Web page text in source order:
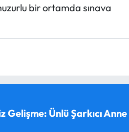
bir ortamda sınava
Gelişme: Ünlü Şarkıcı Anne